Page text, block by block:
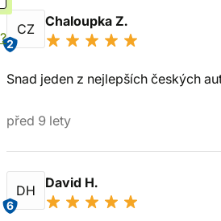
CZ
2
Chaloupka Z.
Snad jeden z nejlepších českých
před 9 lety
DH
6
David H.